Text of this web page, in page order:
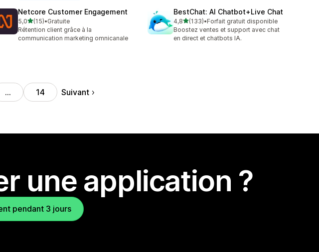
Netcore Customer Engagement
5,0étoile(s) sur 5
(15)
15 avis au total
•Gratuite
Rétention client grâce à la
communication marketing omnicanale
BestChat: AI Chatbot+Live Chat
4,8étoile(s) sur 5
(133)
133 avis au total
•Forfait gratuit disponible
Boostez ventes et support avec chat
en direct et chatbots IA.
… 14 Suivant
une application ?
pendant 3 jours